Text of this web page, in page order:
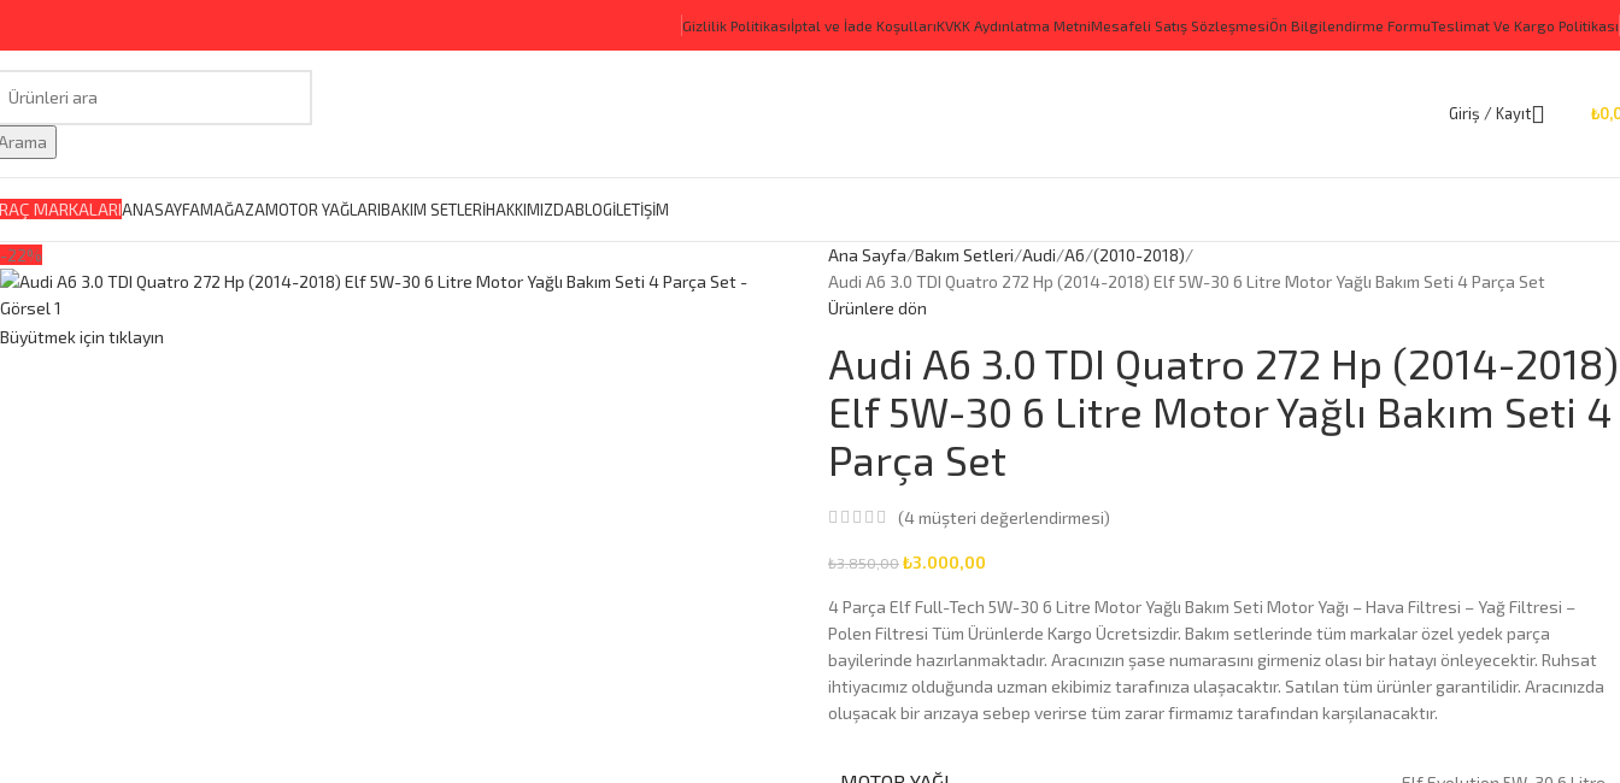
Gizlilik Politikasıİptal ve İade KoşullarıKVKK Aydınlatma MetniMesafeli Satış SözleşmesiÖn Bilgilendirme FormuTeslimat Ve Kargo Politikası
Giriş / Kayıt ₺
MARKALARIANASAYFAMAĞAZAMOTOR YAĞLARIBAKIM SETLERİHAKKIMIZDABLOGİLETİŞİM
-22%
Büyütmek için tıklayın
Ana Sayfa Bakım Setleri Audi A6 (2010-2018)
Audi A6 3.0 TDI Quatro 272 Hp (2014-2018) Elf 5W-30 6 Litre Motor Yağlı Bakım Seti 4 Parça Set
Ürünlere dön
Audi A6 3.0 TDI Quatro 272 Hp (2014-2018)
Elf 5W-30 6 Litre Motor Yağlı Bakım Seti 4
Parça Set
(4müşteri değerlendirmesi)
₺3.850,00₺3.000,00
4 Parça Elf Full-Tech 5W-30 6 Litre Motor Yağlı Bakım Seti Motor Yağı – Hava Filtresi – Yağ Filtresi –
Polen Filtresi Tüm Ürünlerde Kargo Ücretsizdir. Bakım setlerinde tüm markalar özel yedek parça
bayilerinde hazırlanmaktadır. Aracınızın şase numarasını girmeniz olası bir hatayı önleyecektir. Ruhsat
ihtiyacımız olduğunda uzman ekibimiz tarafınıza ulaşacaktır. Satılan tüm ürünler garantilidir. Aracınızda
oluşacak bir arızaya sebep verirse tüm zarar firmamız tarafından karşılanacaktır.